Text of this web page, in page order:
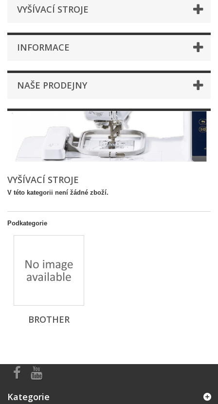
VYŠÍVACÍ STROJE
INFORMACE
NAŠE PRODEJNY
VYŠÍVACÍ STROJE
V této kategorii není žádné zboží.
Podkategorie
BROTHER
Kategorie